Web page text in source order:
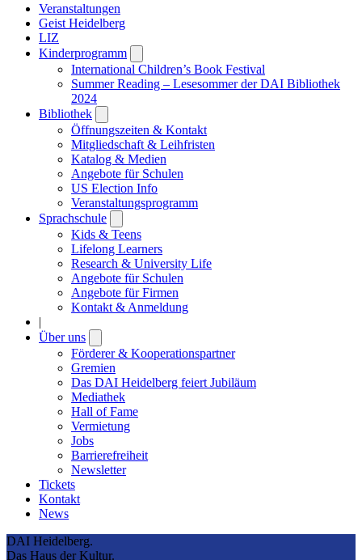
Veranstaltungen
Geist Heidelberg
LIZ
Kinderprogramm
submenu
International Children’s Book Festival
Summer Reading – Lesesommer der DAI Bibliothek
2024
Bibliothek
submenu
Öffnungszeiten & Kontakt
Mitgliedschaft & Leihfristen
Katalog & Medien
Angebote für Schulen
US Election Info
Veranstaltungsprogramm
Sprachschule
submenu
Kids & Teens
Lifelong Learners
Research & University Life
Angebote für Schulen
Angebote für Firmen
Kontakt & Anmeldung
|
Über uns
submenu
Förderer & Kooperationspartner
Gremien
Das DAI Heidelberg feiert Jubiläum
Mediathek
Hall of Fame
Vermietung
Jobs
Barrierefreiheit
Newsletter
Tickets
Kontakt
News
DAI Heidelberg.
Das Haus der Kultur.